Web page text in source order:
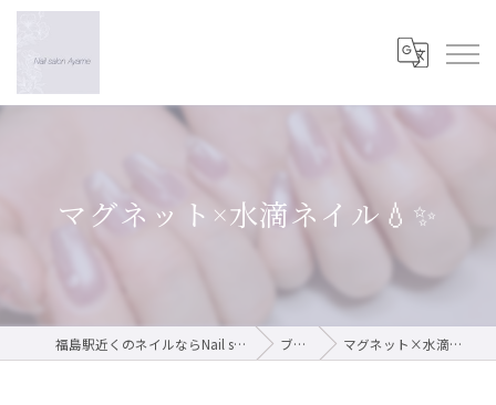
マグネット×水滴ネイル💧✨
福島駅近くのネイルならNail salon Ayame ブログ マグネット×水滴ネイル💧✨